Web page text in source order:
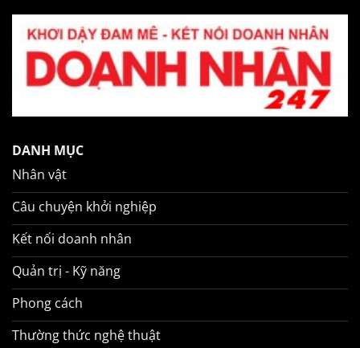
DANH MỤC
Nhân vật
Câu chuyện khởi nghiệp
Kết nối doanh nhân
Quản trị - Kỹ năng
Phong cách
Thường thức nghệ thuật